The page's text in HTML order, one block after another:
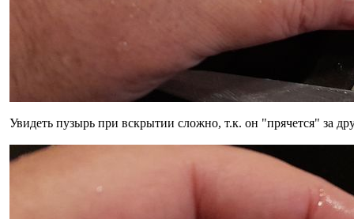
Увидеть пузырь при вскрытии сложно, т.к. он "прячется" за